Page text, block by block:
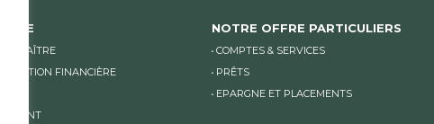
FINANCIÈRE
NOTRE OFFRE PARTICULIERS
COMPTES & SERVICES
PRÊTS
EPARGNE ET PLACEMENTS